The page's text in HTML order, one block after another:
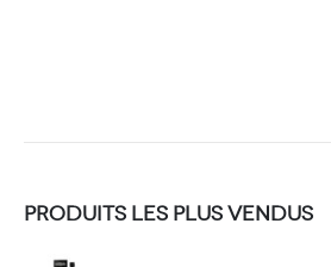
PRODUITS LES PLUS VENDUS